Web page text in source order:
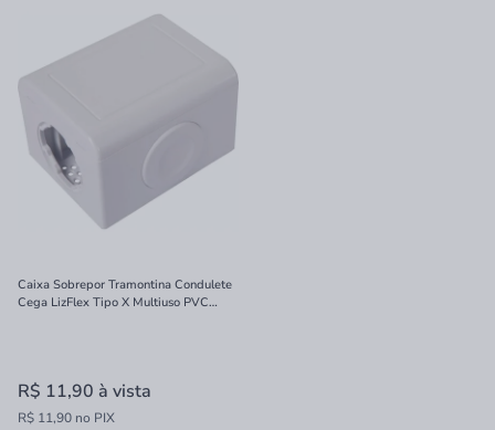
Caixa Sobrepor Tramontina Condulete
Cega LizFlex Tipo X Multiuso PVC
R$ 11,90 à vista
R$ 11,90 no PIX